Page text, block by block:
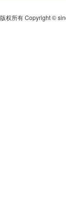
版权所有 Copyright ©